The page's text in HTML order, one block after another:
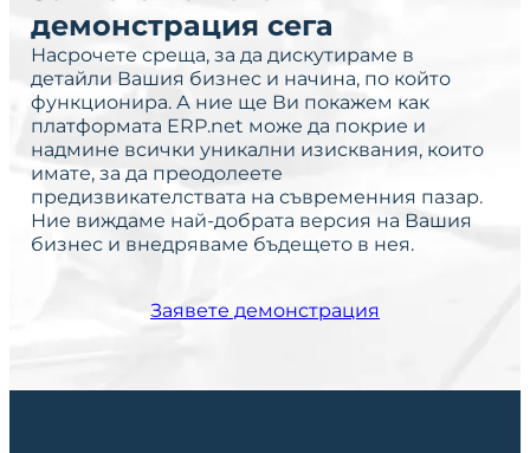
демонстрация сега
Насрочете среща, за да дискутираме в
детайли Вашия бизнес и начина, по който
функционира. А ние ще Ви покажем как
платформата ERP.net може да покрие и
надмине всички уникални изисквания, които
имате, за да преодолеете
предизвикателствата на съвременния пазар.
Ние виждаме най-добрата версия на Вашия
бизнес и внедряваме бъдещето в нея.
Заявете демонстрация